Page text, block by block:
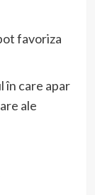
favoriza
în care apar
ale